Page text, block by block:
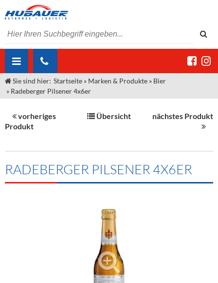
ÜBER UNS
Unser Liefergebiet
Kontakt
Angebote Gastronomie & Großhandel
Neuigkeiten
MARKEN & PRODUKTE
Sirup
Spirituosen
Kommisionskauf & Lieferbedingungen
Fremddienstleistungen
Sie sind hier: Startseite » Marken & Produkte » Bier
» Radeberger Pilsener 4x6er
vorheriges
Produkt
Übersicht nächstes Produkt
RADEBERGER PILSENER 4X6ER